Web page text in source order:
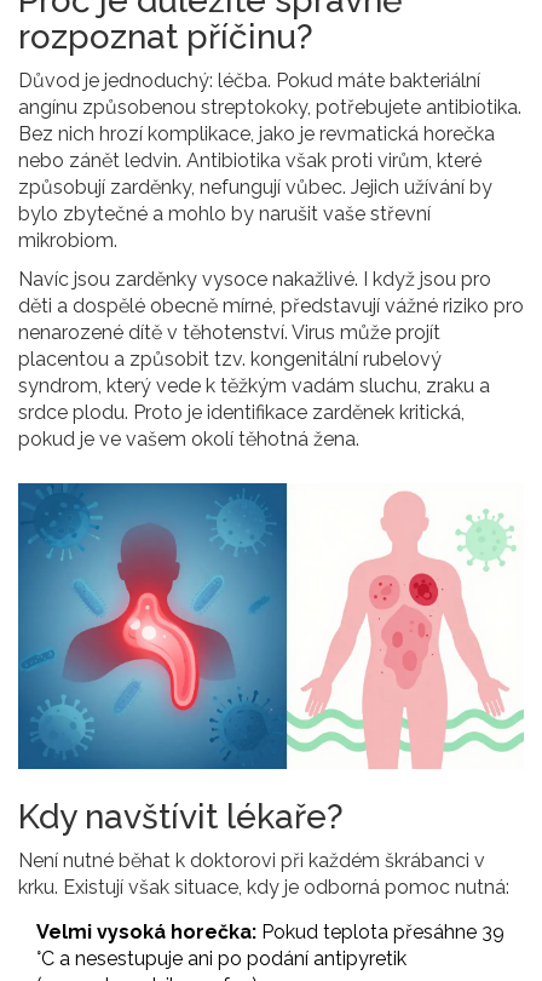
rozpoznat příčinu?
Důvod je jednoduchý: léčba. Pokud máte bakteriální
angínu způsobenou streptokoky, potřebujete antibiotika.
Bez nich hrozí komplikace, jako je revmatická horečka
nebo zánět ledvin. Antibiotika však proti virům, které
způsobují zarděnky, nefungují vůbec. Jejich užívání by
bylo zbytečné a mohlo by narušit vaše střevní
mikrobiom.
Navíc jsou zarděnky vysoce nakažlivé. I když jsou pro
děti a dospělé obecně mírné, představují vážné riziko pro
nenarozené dítě v těhotenství. Virus může projít
placentou a způsobit tzv. kongenitální rubelový
syndrom, který vede k těžkým vadám sluchu, zraku a
srdce plodu. Proto je identifikace zarděnek kritická,
pokud je ve vašem okolí těhotná žena.
Kdy navštívit lékaře?
Není nutné běhat k doktorovi při každém škrábanci v
krku. Existují však situace, kdy je odborná pomoc nutná:
Velmi vysoká horečka: Pokud teplota přesáhne 39
°C a nesestupuje ani po podání antipyretik